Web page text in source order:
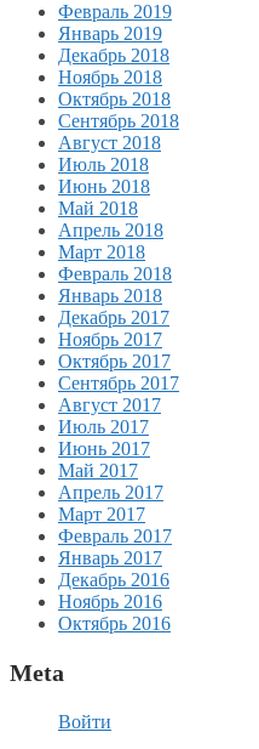
Февраль 2019
Январь 2019
Декабрь 2018
Ноябрь 2018
Октябрь 2018
Сентябрь 2018
Август 2018
Июль 2018
Июнь 2018
Май 2018
Апрель 2018
Март 2018
Февраль 2018
Январь 2018
Декабрь 2017
Ноябрь 2017
Октябрь 2017
Сентябрь 2017
Август 2017
Июль 2017
Июнь 2017
Май 2017
Апрель 2017
Март 2017
Февраль 2017
Январь 2017
Декабрь 2016
Ноябрь 2016
Октябрь 2016
Meta
Войти